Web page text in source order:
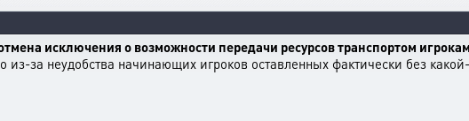
исключения о возможности передачи ресурсов транспортом
из-за неудобства начинающих игроков оставленных фактически без